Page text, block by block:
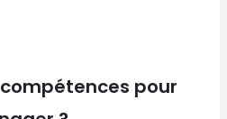
pour